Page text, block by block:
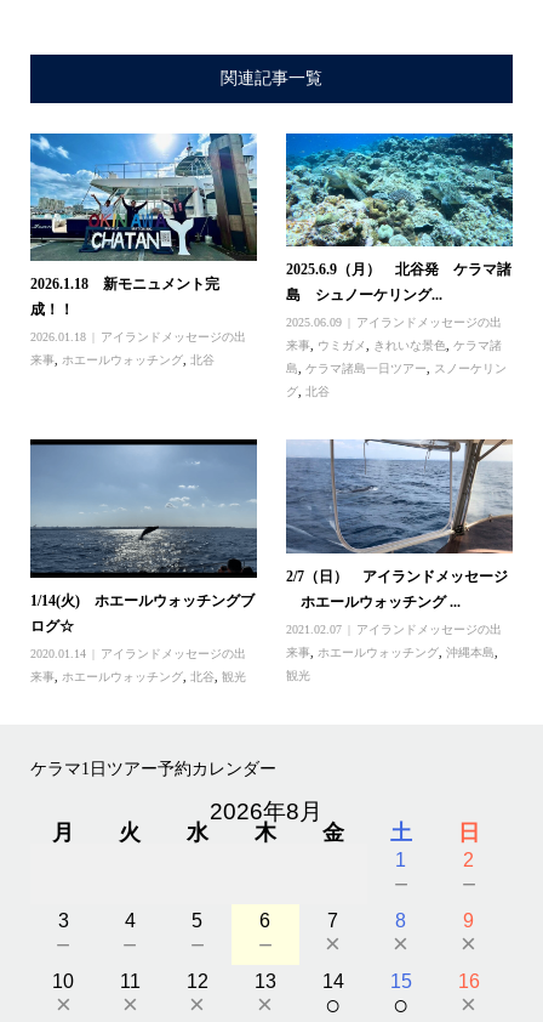
関連記事一覧
2026.1.18 新モニュメント完
成！！
2026.01.18
アイランドメッセージの出
来事, ホエールウォッチング, 北谷
2025.6.9（月） 北谷発 ケラマ諸
島 シュノーケリング...
2025.06.09
アイランドメッセージの出
来事, ウミガメ, きれいな景色,ケラマ諸
島,ケラマ諸島一日ツアー, スノーケリン
グ,北谷
1/14(火) ホエールウォッチングブ
ログ☆
2020.01.14
アイランドメッセージの出
来事, ホエールウォッチング, 北谷, 観光
2/7（日） アイランドメッセージ
ホエールウォッチング ...
2021.02.07
アイランドメッセージの出
来事
ホエールウォッチング ,沖縄本島
観光
ケラマ1日ツアー予約カレンダー
2026年8月
月 火 水 木 金 土 日
1
－
2
－
3
－
4
－
5
－
6
－
7
×
8
×
9
×
10
×
11
×
12
×
13
×
14
○
15
○
16
×